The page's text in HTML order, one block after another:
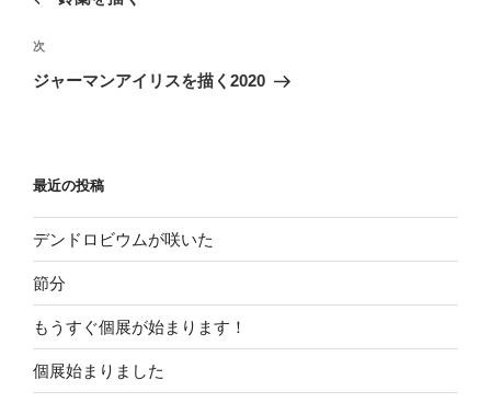
ナ
ビ
ゲ
ン
投
稿
次
の
次
ジャーマンアイリスを描く2020
最近の投稿
デンドロビウムが咲いた
節分
もうすぐ個展が始まります！
個展始まりました